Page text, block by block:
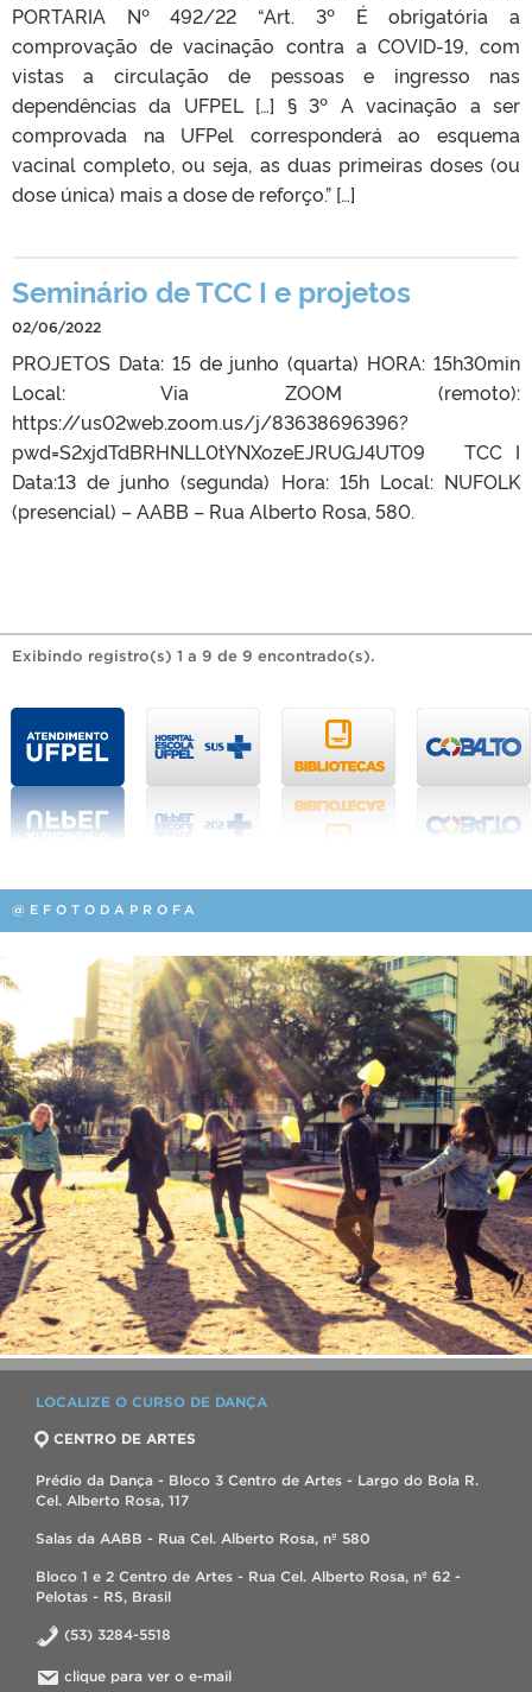
PORTARIA Nº 492/22 “Art. 3º É obrigatória a
comprovação de vacinação contra a COVID-19, com
vistas a circulação de pessoas e ingresso nas
dependências da UFPEL […] § 3º A vacinação a ser
comprovada na UFPel corresponderá ao esquema
vacinal completo, ou seja, as duas primeiras doses (ou
dose única) mais a dose de reforço.” […]
Seminário de TCC I e projetos
02/06/2022
PROJETOS Data: 15 de junho (quarta) HORA: 15h30min
Local: Via ZOOM (remoto):
https://us02web.zoom.us/j/83638696396?
pwd=S2xjdTdBRHNLL0tYNXozeEJRUGJ4UT09 TCC I
Data:13 de junho (segunda) Hora: 15h Local: NUFOLK
(presencial) – AABB – Rua Alberto Rosa, 580.
Exibindo registro(s) 1 a 9 de 9 encontrado(s).
@EFOTODAPROFA
LOCALIZE O CURSO DE DANÇA
CENTRO DE ARTES
Prédio da Dança - Bloco 3 Centro de Artes - Largo do Bola R.
Cel. Alberto Rosa, 117
Salas da AABB - Rua Cel. Alberto Rosa, nº 580
Bloco 1 e 2 Centro de Artes - Rua Cel. Alberto Rosa, nº 62 -
Pelotas - RS, Brasil
(53) 3284-5518
clique para ver o e-mail